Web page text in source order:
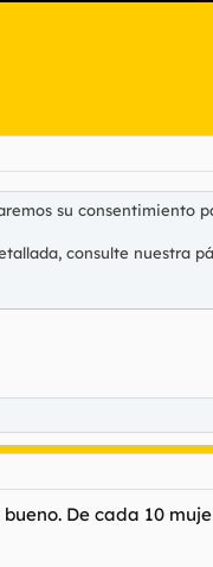
su consentimiento
consulte nuestra
De cada 10